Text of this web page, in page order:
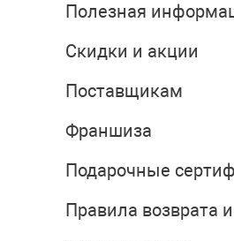
Полезная
Скидки и акции
Поставщикам
Франшиза
Подарочные
Правила возврата